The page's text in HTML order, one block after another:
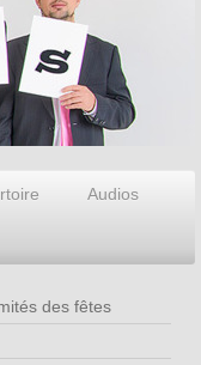
Audios
des fêtes